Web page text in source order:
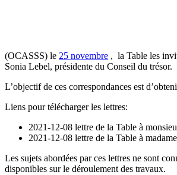
(OCASSS) le 25 novembre , la Table les
Sonia Lebel, présidente du Conseil du trésor.
L’objectif de ces correspondances est
Liens pour télécharger les lettres:
2021-12-08 lettre de la Table à
2021-12-08 lettre de la Table à
Les sujets abordées par ces lettres ne sont
disponibles sur le déroulement des travaux.